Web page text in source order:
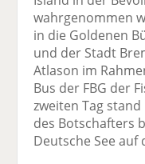
wahrgenommen
in die Goldenen
und der Stadt
Atlason im
Bus der FBG der
zweiten Tag
des Botschafters
Deutsche See